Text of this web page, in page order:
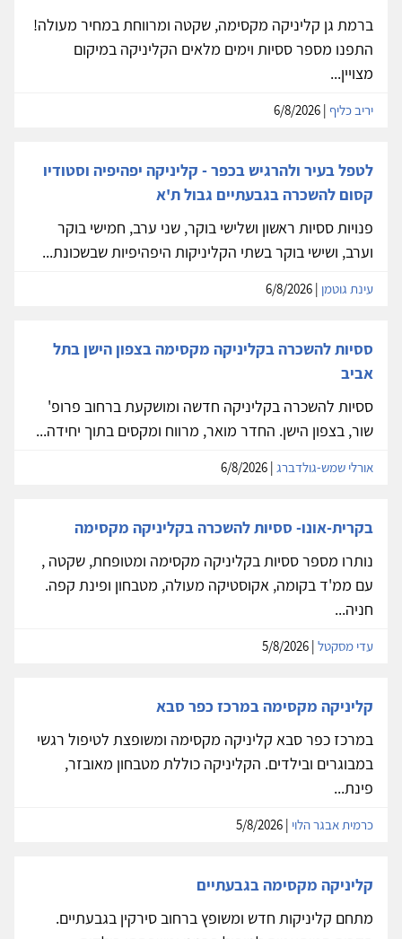
ברמת גן קליניקה מקסימה, שקטה ומרווחת במחיר מעולה!
התפנו מספר ססיות וימים מלאים הקליניקה במיקום
מצויין...
יריב כליף
לטפל בעיר ולהרגיש בכפר - קליניקה יפהיפיה וסטודיו
קסום להשכרה בגבעתיים גבול ת'א
פנויות ססיות ראשון ושלישי בוקר, שני ערב, חמישי בוקר
וערב, ושישי בוקר בשתי הקליניקות היפהיפיות שבשכונת...
עינת גוטמן
ססיות להשכרה בקליניקה מקסימה בצפון הישן בתל
אביב
ססיות להשכרה בקליניקה חדשה ומושקעת ברחוב פרופ'
שור, בצפון הישן. החדר מואר, מרווח ומקסים בתוך יחידה...
אורלי שמש-גולדברג
בקרית-אונו- ססיות להשכרה בקליניקה מקסימה
נותרו מספר ססיות בקליניקה מקסימה ומטופחת, שקטה ,
עם ממ'ד בקומה, אקוסטיקה מעולה, מטבחון ופינת קפה.
חניה...
עדי מסקטל
קליניקה מקסימה במרכז כפר סבא
במרכז כפר סבא קליניקה מקסימה ומשופצת לטיפול רגשי
במבוגרים ובילדים. הקליניקה כוללת מטבחון מאובזר,
פינת...
כרמית אבגר הלוי
קליניקה מקסימה בגבעתיים
מתחם קליניקות חדש ומשופץ ברחוב סירקין בגבעתיים.